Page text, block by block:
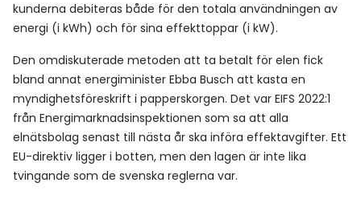
kunderna debiteras både för den totala användningen av
energi (i kWh) och för sina effekttoppar (i kW).
Den omdiskuterade metoden att ta betalt för elen fick
bland annat energiminister Ebba Busch att kasta en
myndighetsföreskrift i papperskorgen. Det var EIFS 2022:1
från Energimarknadsinspektionen som sa att alla
elnätsbolag senast till nästa år ska införa effektavgifter. Ett
EU-direktiv ligger i botten, men den lagen är inte lika
tvingande som de svenska reglerna var.